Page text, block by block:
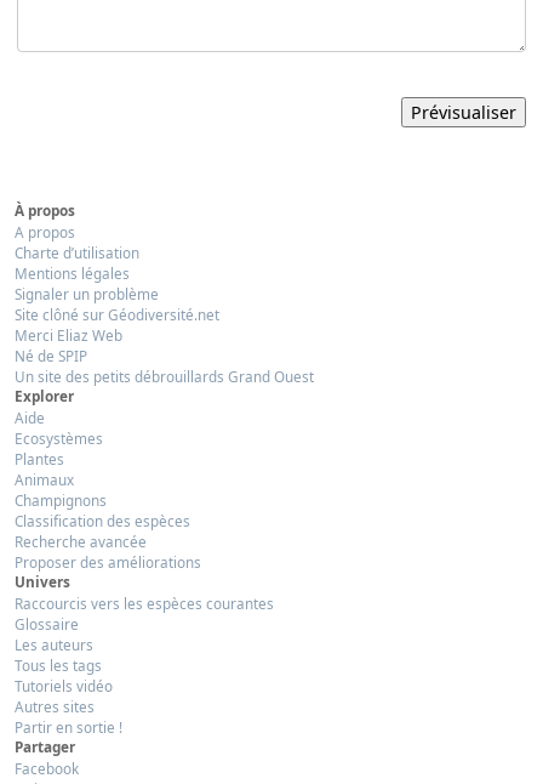
À propos
A propos
Charte d’utilisation
Mentions légales
Signaler un problème
Site clôné sur Géodiversité.net
Merci Eliaz Web
Né de SPIP
Un site des petits débrouillards Grand Ouest
Explorer
Aide
Ecosystèmes
Plantes
Animaux
Champignons
Classification des espèces
Recherche avancée
Proposer des améliorations
Univers
Raccourcis vers les espèces courantes
Glossaire
Les auteurs
Tous les tags
Tutoriels vidéo
Autres sites
Partir en sortie !
Partager
Facebook